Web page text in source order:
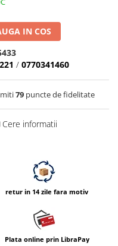
IN COS
/ 0770341460
79puncte de fidelitate
Cere informatii
retur in 14 zile fara motiv
Plata online prin LibraPay